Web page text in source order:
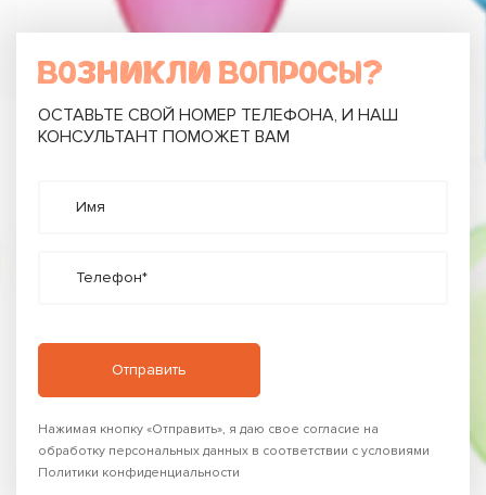
ВОЗНИКЛИ ВОПРОСЫ?
ОСТАВЬТЕ СВОЙ НОМЕР ТЕЛЕФОНА, И НАШ
КОНСУЛЬТАНТ ПОМОЖЕТ ВАМ
Имя
Телефон*
Нажимая кнопку «Отправить», я даю свое согласие на
обработку персональных данных в соответствии с условиями
Политики конфиденциальности